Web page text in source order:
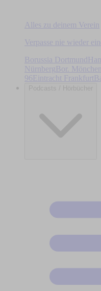
Alles zu deinem Verein
Verpasse nie wieder
Borussia Dortmund
Nürnberg Bor.
96Eintracht Frankfurt
Podcasts / Hörbücher